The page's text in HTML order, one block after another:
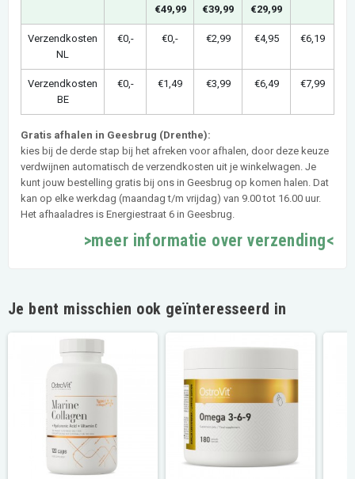
€49,99
€39,99
€29,99
Verzendkosten
NL
€0,- €0,- €2,99 €4,95 €6,19
Verzendkosten
BE
€0,- €1,49 €3,99 €6,49 €7,99
Gratis afhalen in Geesbrug (Drenthe):
kies bij de derde stap bij het afreken voor afhalen, door deze keuze
verdwijnen automatisch de verzendkosten uit je winkelwagen. Je
kunt jouw bestelling gratis bij ons in Geesbrug op komen halen. Dat
kan op elke werkdag (maandag t/m vrijdag) van 9.00 tot 16.00 uur.
Het afhaaladres is Energiestraat 6 in Geesbrug.
>meer informatie over verzending<
Je bent misschien ook geïnteresseerd in